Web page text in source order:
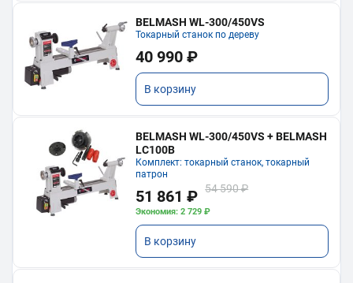
BELMASH WL-300/450VS
Токарный станок по дереву
40 990 ₽
В корзину
BELMASH WL-300/450VS + BELMASH
LC100B
Комплект: токарный станок, токарный
патрон
51 861 ₽ 54 590 ₽
Экономия: 2 729 ₽
В корзину